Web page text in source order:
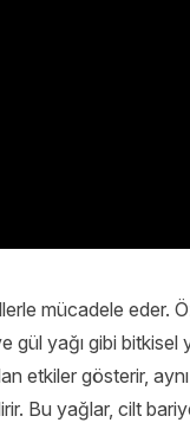
mücadele eder.
gül yağı gibi bitkisel
etkiler gösterir,
Bu yağlar, cilt